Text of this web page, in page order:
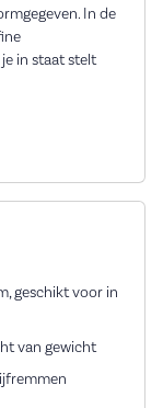
In de
in staat stelt
geschikt voor in
van gewicht